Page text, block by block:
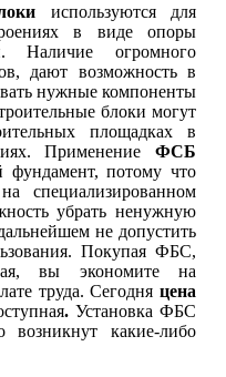
используются для
в виде опоры
Наличие огромного
дают возможность в
нужные компоненты
блоки могут
площадках в
Применение ФСБ
фундамент, потому что
специализированном
убрать ненужную
не допустить
Покупая ФБС,
вы экономите на
труда. Сегодня цена
. Установка ФБС
возникнут какие-либо